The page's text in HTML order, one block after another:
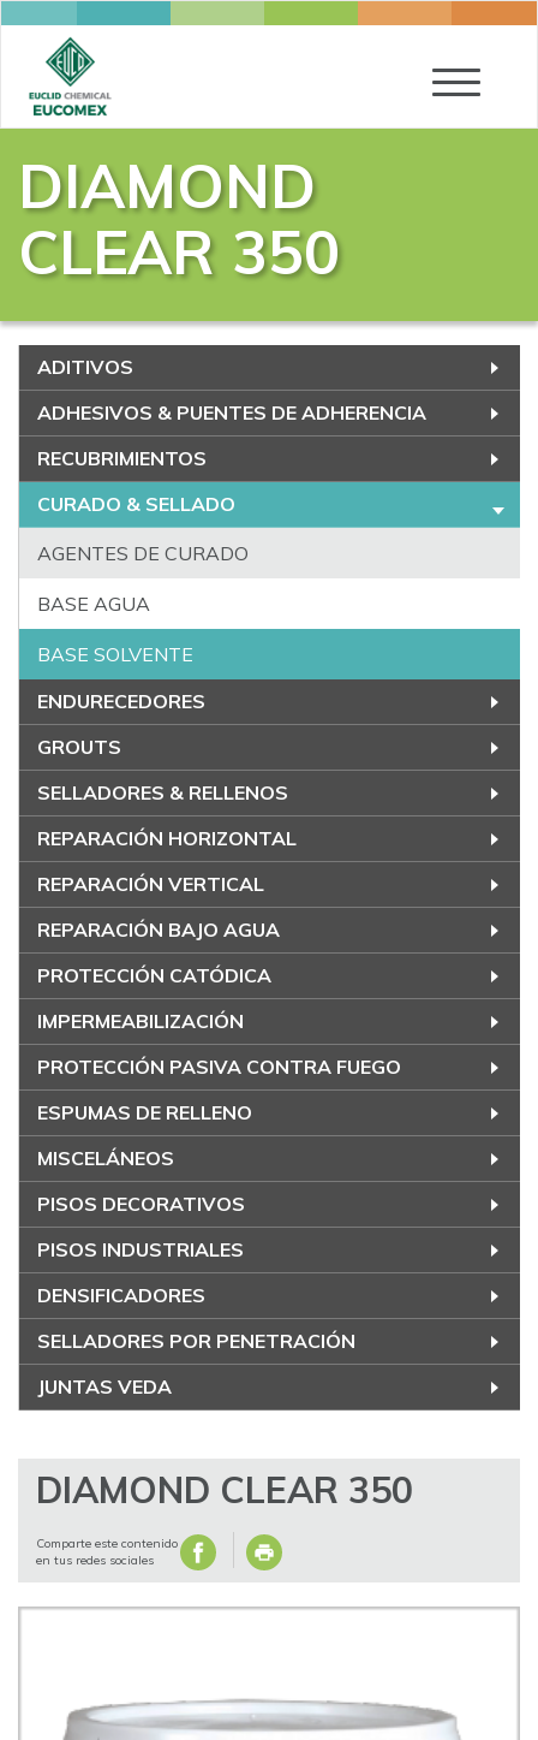
Toggle
DIAMOND
CLEAR 350
ADITIVOS
ADHESIVOS & PUENTES DE ADHERENCIA
RECUBRIMIENTOS
CURADO & SELLADO
AGENTES DE CURADO
BASE AGUA
BASE SOLVENTE
ENDURECEDORES
GROUTS
SELLADORES & RELLENOS
REPARACIÓN HORIZONTAL
REPARACIÓN VERTICAL
REPARACIÓN BAJO AGUA
PROTECCIÓN CATÓDICA
IMPERMEABILIZACIÓN
PROTECCIÓN PASIVA CONTRA FUEGO
ESPUMAS DE RELLENO
MISCELÁNEOS
PISOS DECORATIVOS
PISOS INDUSTRIALES
DENSIFICADORES
SELLADORES POR PENETRACIÓN
JUNTAS VEDA
DIAMOND CLEAR 350
Comparte este contenido
en tus redes sociales